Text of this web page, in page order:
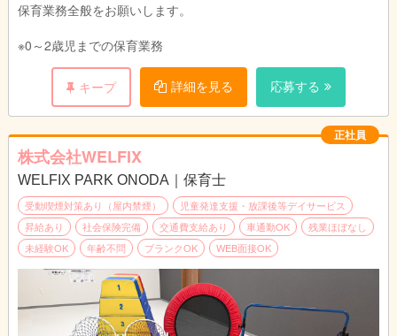
保育業務全般をお願いします。
※0～2歳児までの保育業務
キープ 詳細を見る 応募する
正社員
株式会社WELFIX
WELFIX PARK ONODA｜保育士
受動喫煙対策あり（屋内禁煙）
児童発達支援・放課後等デイサービス
昇給あり
社会保険完備 交通費支給あり 車通勤OK
残業ほぼなし
未経験OK
年齢不問 ブランクOK WEB面接OK